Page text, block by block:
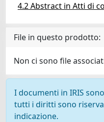
4.2 Abstract in Atti di
File in questo prodotto:
Non ci sono file
I documenti in IRIS
tutti i diritti sono
indicazione.